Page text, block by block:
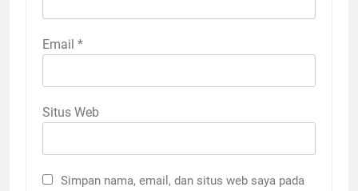
Email *
Situs Web
Simpan nama, email, dan situs web saya pada